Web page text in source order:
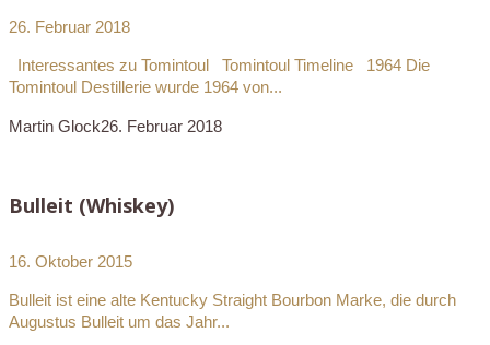
26. Februar 2018
Interessantes zu Tomintoul Tomintoul Timeline 1964 Die
Tomintoul Destillerie wurde 1964 von...
Martin Glock26. Februar 2018
Bulleit (Whiskey)
16. Oktober 2015
Bulleit ist eine alte Kentucky Straight Bourbon Marke, die durch
Augustus Bulleit um das Jahr...